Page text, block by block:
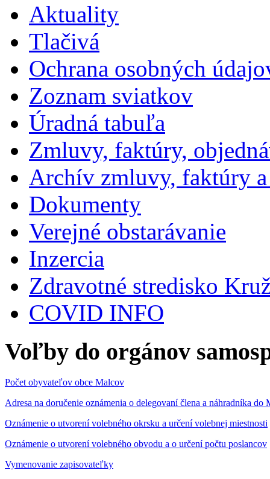
Aktuality
Tlačivá
Ochrana osobných
Zoznam sviatkov
Úradná tabuľa
Zmluvy, faktúry,
Archív zmluvy, faktúry
Dokumenty
Verejné obstarávanie
Inzercia
Zdravotné stredisko
COVID INFO
Voľby do orgánov
Počet obyvateľov obce Malcov
Adresa na doručenie oznámenia o delegovaní člena a náhradníka
Oznámenie o utvorení volebného okrsku a určení volebnej miestnosti
Oznámenie o utvorení volebného obvodu a o určení počtu poslancov
Vymenovanie zapisovateľky